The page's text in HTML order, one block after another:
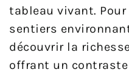
tableau vivant.
sentiers
découvrir la
offrant un